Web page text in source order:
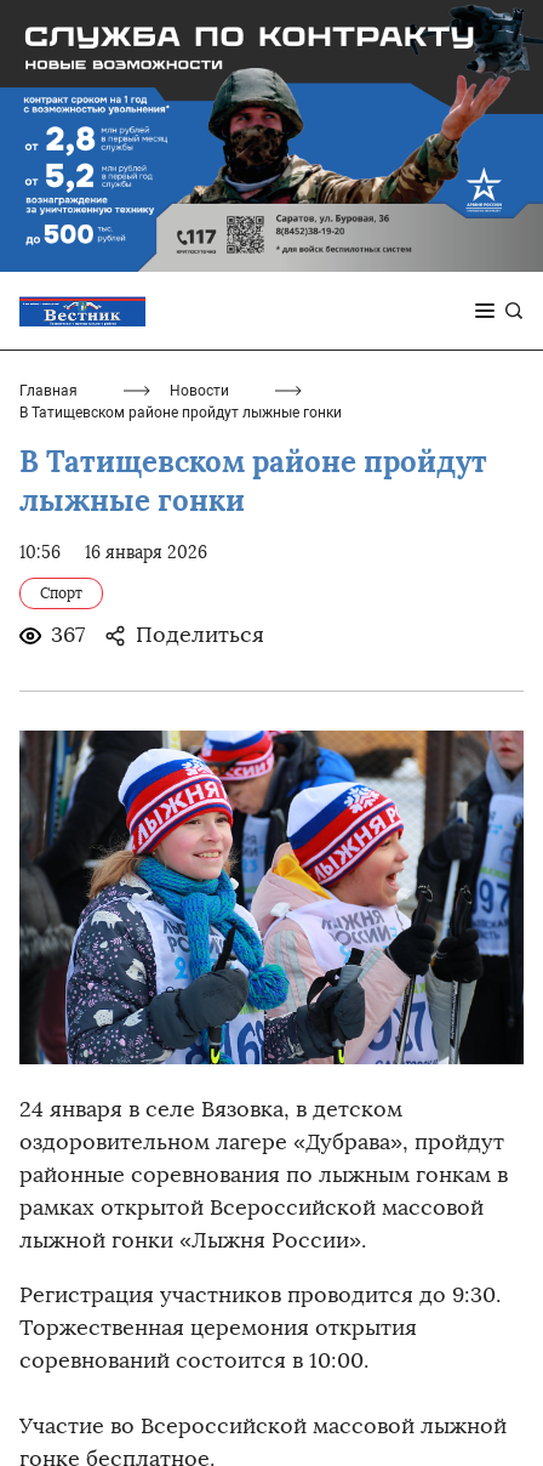
Главная
Новости
В Татищевском районе пройдут лыжные гонки
В Татищевском районе пройдут
лыжные гонки
10:56 16 января 2026
Спорт
367 Поделиться
24 января в селе Вязовка, в детском
оздоровительном лагере «Дубрава», пройдут
районные соревнования по лыжным гонкам в
рамках открытой Всероссийской массовой
лыжной гонки «Лыжня России».
Регистрация участников проводится до 9:30.
Торжественная церемония открытия
соревнований состоится в 10:00.
Участие во Всероссийской массовой лыжной
гонке бесплатное.